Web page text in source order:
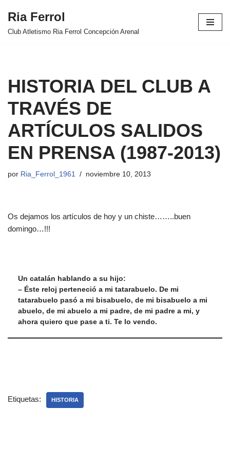
Saltar
Ria Ferrol
Club Atletismo Ria Ferrol Concepción Arenal
HISTORIA DEL CLUB A
TRAVÉS DE
ARTÍCULOS SALIDOS
EN PRENSA (1987-2013)
por Ria_Ferrol_1961 noviembre 10, 2013
Os dejamos los artículos de hoy y un chiste……..buen
domingo…!!!
Un catalán hablando a su hijo:
– Éste reloj perteneció a mi tatarabuelo. De mi
tatarabuelo pasó a mi bisabuelo, de mi bisabuelo a mi
abuelo, de mi abuelo a mi padre, de mi padre a mi, y
ahora quiero que pase a ti. Te lo vendo.
Etiquetas: HISTORIA